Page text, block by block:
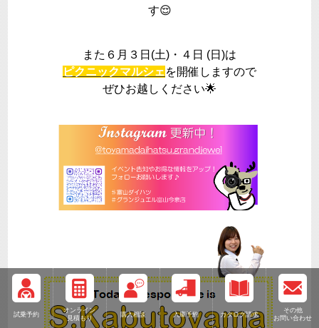
試乗予約
オンライン
見積もり
購入相談 入庫予約 カタログ請求
その他
お問い合わせ
す😌
また６月３日(土)・４日 (日)は
ピクニックマルシェを開催しますので
ぜひお越しください🌟